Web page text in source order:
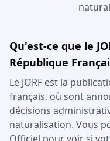
Qu'est-ce que le
République
Le JORF est la
français, où sont
décisions
naturalisation. Vous